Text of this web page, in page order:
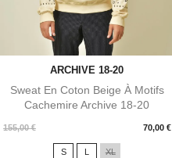
ARCHIVE 18-20
Sweat En Coton Beige À Motifs
Cachemire Archive 18-20
155,00 € 70,00 €
Prix
S L XL